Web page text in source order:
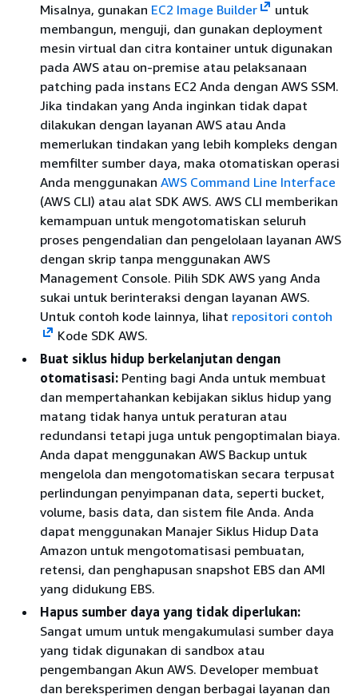
Misalnya, gunakan EC2 Image Builder
untuk
membangun, menguji, dan gunakan deployment
mesin virtual dan citra kontainer untuk digunakan
pada AWS atau on-premise atau pelaksanaan
patching pada instans EC2 Anda dengan AWS SSM.
Jika tindakan yang Anda inginkan tidak dapat
dilakukan dengan layanan AWS atau Anda
memerlukan tindakan yang lebih kompleks dengan
memfilter sumber daya, maka otomatiskan operasi
Anda menggunakan AWS Command Line Interface
(AWS CLI) atau alat SDK AWS. AWS CLI memberikan
kemampuan untuk mengotomatiskan seluruh
proses pengendalian dan pengelolaan layanan AWS
dengan skrip tanpa menggunakan AWS
Management Console. Pilih SDK AWS yang Anda
sukai untuk berinteraksi dengan layanan AWS.
Untuk contoh kode lainnya, lihat repositori contoh
Kode SDK AWS.
Buat siklus hidup berkelanjutan dengan
otomatisasi: Penting bagi Anda untuk membuat
dan mempertahankan kebijakan siklus hidup yang
matang tidak hanya untuk peraturan atau
redundansi tetapi juga untuk pengoptimalan biaya.
Anda dapat menggunakan AWS Backup untuk
mengelola dan mengotomatiskan secara terpusat
perlindungan penyimpanan data, seperti bucket,
volume, basis data, dan sistem file Anda. Anda
dapat menggunakan Manajer Siklus Hidup Data
Amazon untuk mengotomatisasi pembuatan,
retensi, dan penghapusan snapshot EBS dan AMI
yang didukung EBS.
Hapus sumber daya yang tidak diperlukan:
Sangat umum untuk mengakumulasi sumber daya
yang tidak digunakan di sandbox atau
pengembangan Akun AWS. Developer membuat
dan bereksperimen dengan berbagai layanan dan